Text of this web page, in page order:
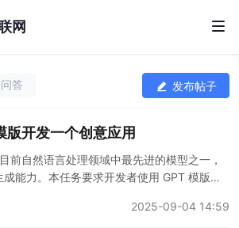
网
问答 发布帖子
版开发一个创意应用
前自然语言处理领域中最先进的模型之一，
能力。本任务要求开发者使用 GPT 模版来
值。 悬赏金额 共 300 元悬赏金额，悬赏金额
2025-09-04 14:59